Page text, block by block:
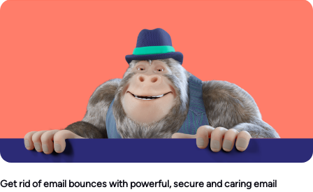
Get rid of email bounces with powerful, secure and caring email